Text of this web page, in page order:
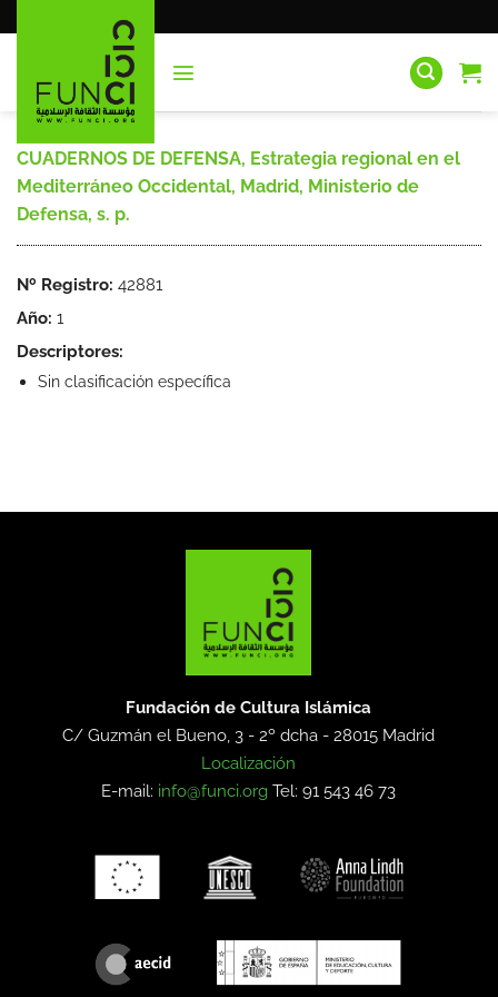
al
CUADERNOS DE DEFENSA, Estrategia regional en el
Mediterráneo Occidental, Madrid, Ministerio de
Defensa, s. p.
Nº Registro: 42881
Año: 1
Descriptores:
Sin clasificación específica
Fundación de Cultura Islámica
C/ Guzmán el Bueno, 3 - 2º dcha -28015 Madrid
Localización
E-mail: info@funci.org Tel: 91 543 46 73